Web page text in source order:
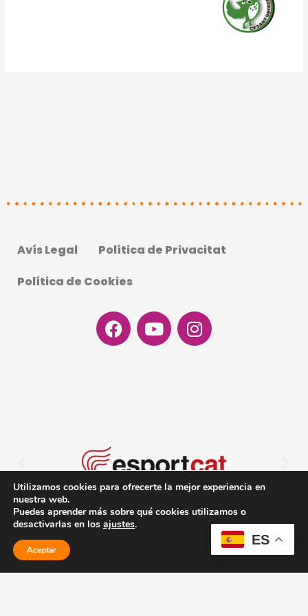
Avís Legal
Política de Privacitat
Política de Cookies
Facebook
YoutubeInstagram
ES
Utilizamos cookies para ofrecerte la mejor experiencia en
nuestra web.
Puedes aprender más sobre qué cookies utilizamos o
desactivarlas en los ajustes.
Aceptar